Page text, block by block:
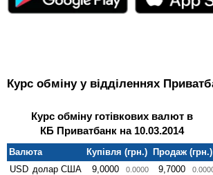
Курс обміну у відділеннях
Курс обміну готівкових валют в
КБ Приватбанк на 10.03.2014
Валюта Купівля (грн.)
Продаж (грн.)
USD долар США 9,0000 0.0000 9,7000